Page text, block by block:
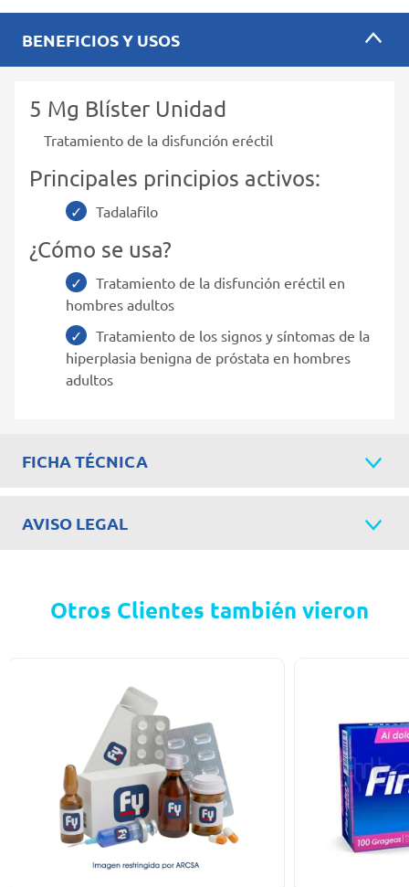
BENEFICIOS Y USOS
5 Mg Blíster Unidad
Tratamiento de la disfunción eréctil
Principales principios activos:
Tadalafilo
¿Cómo se usa?
Tratamiento de la disfunción eréctil en
hombres adultos
Tratamiento de los signos y síntomas de la
hiperplasia benigna de próstata en hombres
adultos
FICHA TÉCNICA
AVISO LEGAL
Otros Clientes también vieron